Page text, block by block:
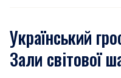
Український
Зали світової